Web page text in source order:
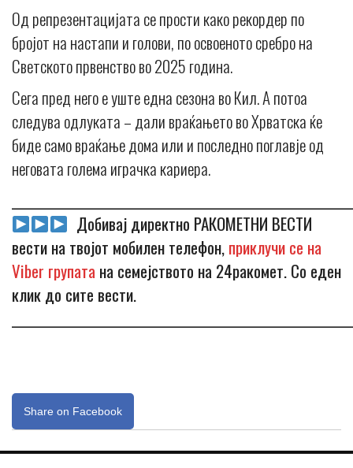
Од репрезентацијата се прости како рекордер по
бројот на настапи и голови, по освоеното сребро на
Светското првенство во 2025 година.
Сега пред него е уште една сезона во Кил. А потоа
следува одлуката – дали враќањето во Хрватска ќе
биде само враќање дома или и последно поглавје од
неговата голема играчка кариера.
Добивај директно РАКОМЕТНИ ВЕСТИ
вести на твојот мобилен телефон,приклучи се на
Viber групата на семејството на 24ракомет. Со еден
клик до сите вести.
Share on Facebook